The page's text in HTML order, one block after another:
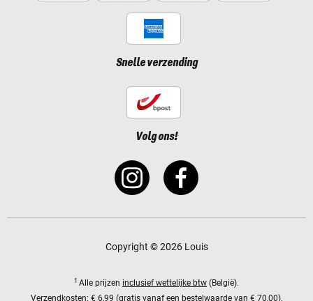
Snelle verzending
Volg ons!
Copyright © 2026 Louis
1 Alle prijzen inclusief wettelijke btw (België).
Verzendkosten: € 6,99 (gratis vanaf een bestelwaarde van € 70,00).